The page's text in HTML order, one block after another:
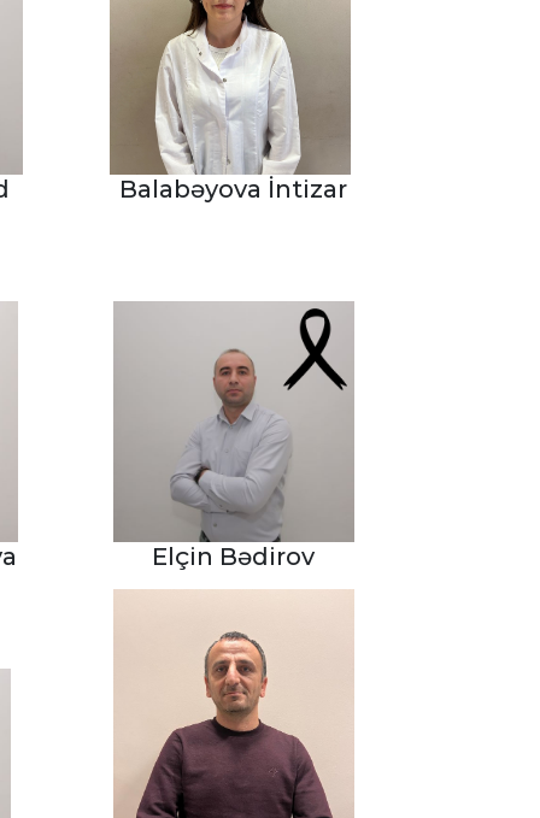
Balabəyova İntizar
Elçin Bədirov